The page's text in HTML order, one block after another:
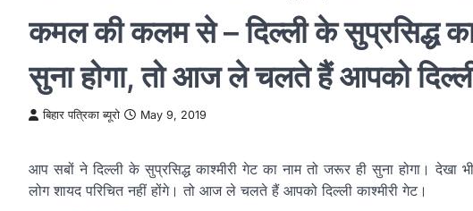
कमल की कलम से – दिल्ली के सुप्रसिद्ध
सुना होगा, तो आज ले चलते हैं आपको
बिहार पत्रिका ब्यूरो May 9, 2019
आप सबों ने दिल्ली के सुप्रसिद्ध काश्मीरी गेट का नाम तो जरूर ही सुना होगा। देखा
लोग शायद परिचित नहीं होंगे। तो आज ले चलते हैं आपको दिल्ली काश्मीरी गेट।